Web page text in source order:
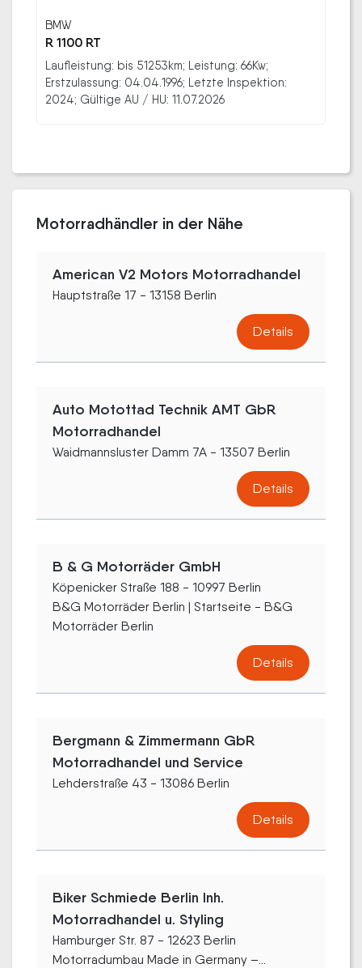
BMW
R 1100 RT
Laufleistung: bis 51253km; Leistung: 66Kw;
Erstzulassung: 04.04.1996; Letzte Inspektion:
2024; Gültige AU / HU: 11.07.2026
Motorradhändler in der Nähe
American V2 Motors Motorradhandel
Hauptstraße 17 - 13158 Berlin
Details
Auto Motottad Technik AMT GbR
Motorradhandel
Waidmannsluster Damm 7A - 13507 Berlin
Details
B & G Motorräder GmbH
Köpenicker Straße 188 - 10997 Berlin
B&G Motorräder Berlin | Startseite - B&G
Motorräder Berlin
Details
Bergmann & Zimmermann GbR
Motorradhandel und Service
Lehderstraße 43 - 13086 Berlin
Details
Biker Schmiede Berlin Inh.
Motorradhandel u. Styling
Hamburger Str. 87 - 12623 Berlin
Motorradumbau Made in Germany –...